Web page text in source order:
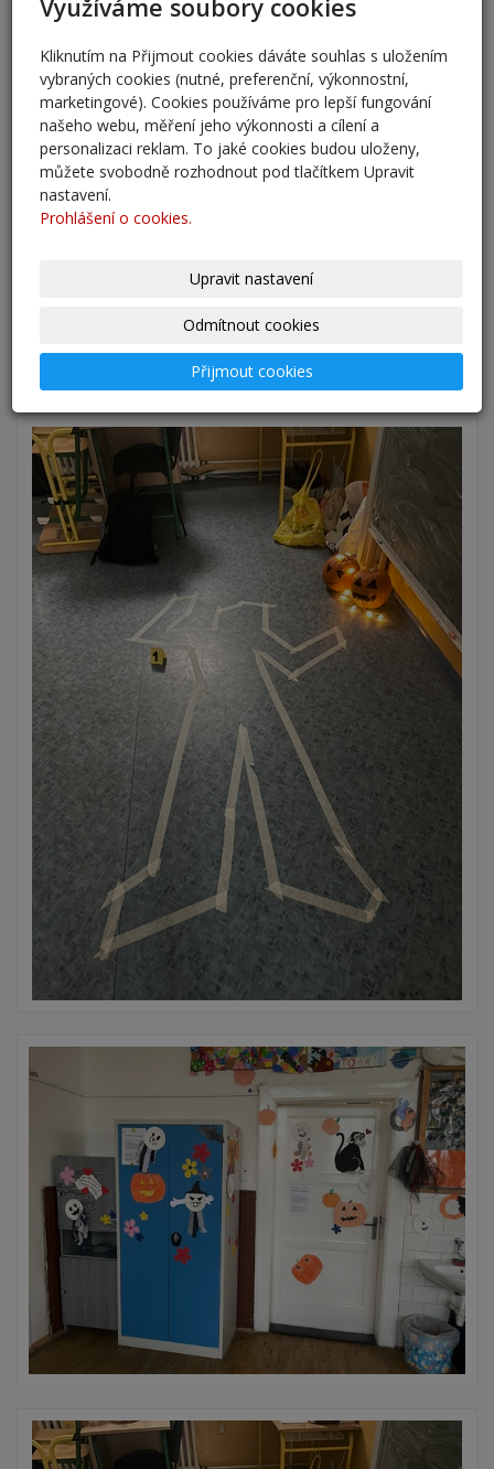
Využíváme soubory cookies
Kliknutím na Přijmout cookies dáváte souhlas s uložením
vybraných cookies (nutné, preferenční, výkonnostní,
marketingové). Cookies používáme pro lepší fungování
našeho webu, měření jeho výkonnosti a cílení a
personalizaci reklam. To jaké cookies budou uloženy,
můžete svobodně rozhodnout pod tlačítkem Upravit
nastavení.
Prohlášení o cookies.
Upravit nastavení
Odmítnout cookies
Přijmout cookies